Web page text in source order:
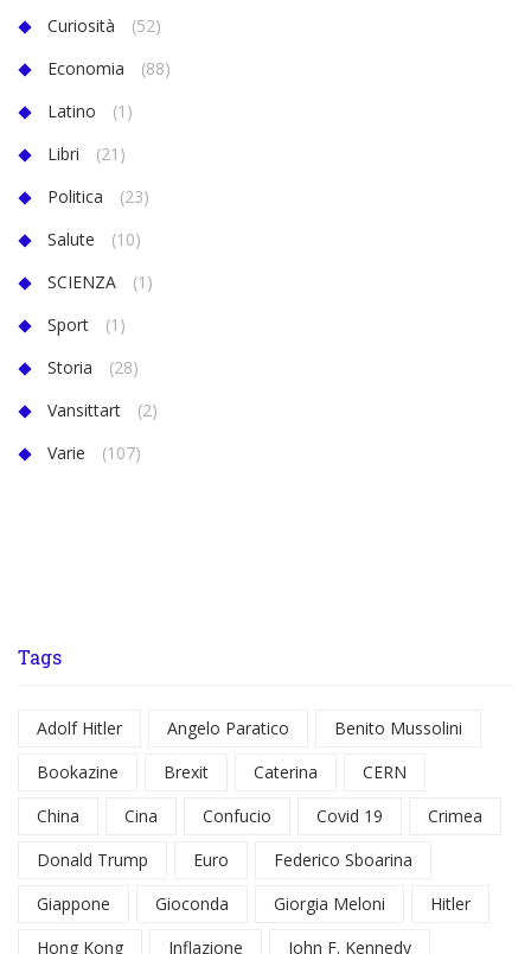
Curiosità
(52)
Economia
(88)
Latino
(1)
Libri
(21)
Politica
(23)
Salute
(10)
SCIENZA
(1)
Sport
(1)
Storia
(28)
Vansittart
(2)
Varie
(107)
Tags
Adolf Hitler Angelo Paratico
Benito Mussolini
Bookazine
Brexit Caterina
CERN
China
Cina Confucio Covid 19
Crimea
Donald Trump
Euro
Federico Sboarina
Giappone
Gioconda Giorgia Meloni
Hitler
Hong Kong
Inflazione
John F. Kennedy